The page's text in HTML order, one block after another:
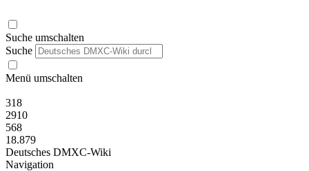
Suche umschalten
Suche
Menü umschalten
318
2910
568
18.879
Deutsches DMXC-Wiki
Navigation